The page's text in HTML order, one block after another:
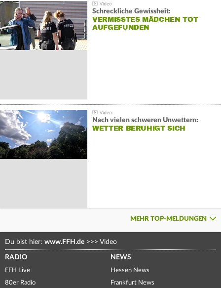
Schreckliche Gewissheit:
VERMISSTES MÄDCHEN TOT
AUFGEFUNDEN
Nach vielen schweren Unwettern:
WETTER BERUHIGT SICH
MEHR TOP-MELDUNGEN
Du bist hier: www.FFH.de >>> Video
RADIO
FFH Live
80er Radio
NEWS
Hessen News
Frankfurt News